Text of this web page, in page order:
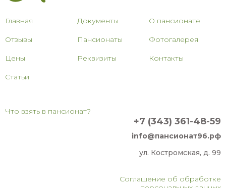
Главная Документы О пансионате
Отзывы Пансионаты Фотогалерея
Цены Реквизиты Контакты
Статьи
Что взять в пансионат?
+7 (343) 361-48-59
info@пансионат96.рф
ул. Костромская, д. 99
Соглашение об обработке